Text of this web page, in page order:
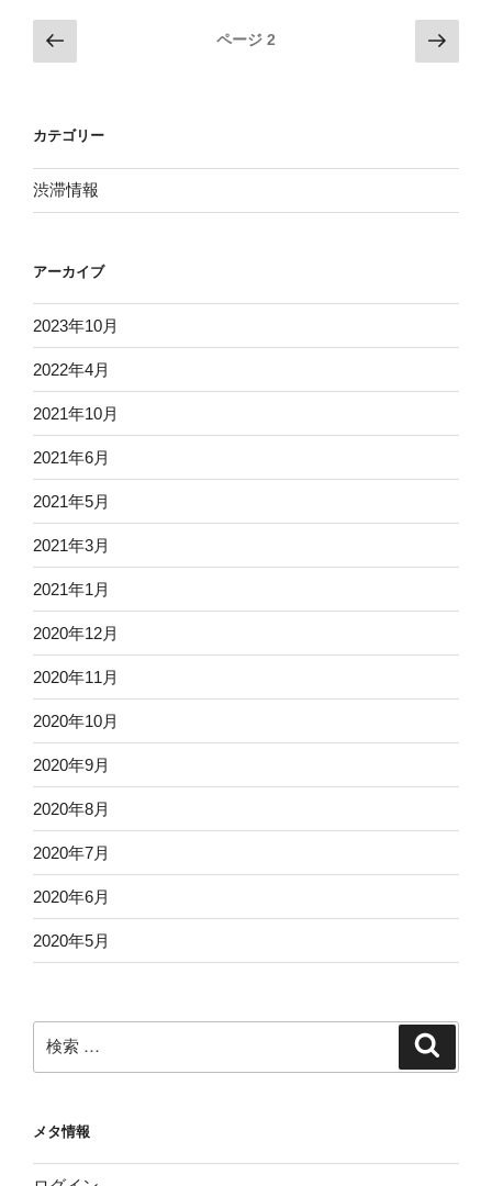
投
稿
ビ
ー
シ
ン
の
ジ
ページ 2
次
の
カテゴリー
渋滞情報
アーカイブ
2023年10月
2022年4月
2021年10月
2021年6月
2021年5月
2021年3月
2021年1月
2020年12月
2020年11月
2020年10月
2020年9月
2020年8月
2020年7月
2020年6月
2020年5月
検
索:
メタ情報